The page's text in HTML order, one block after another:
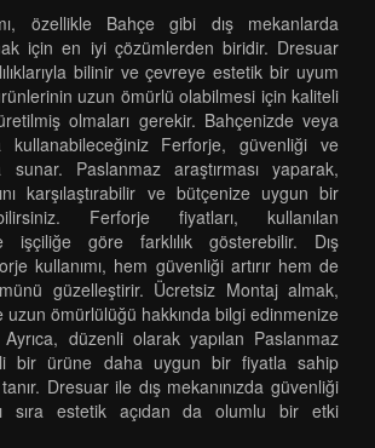
özellikle Bahçe gibi dış mekanlarda
için en iyi çözümlerden biridir. Dresuar
bilinir ve çevreye estetik bir uyum
uzun ömürlü olabilmesi için kaliteli
olmaları gerekir. Bahçenizde veya
kullanabileceğiniz Ferforje, güvenliği ve
sunar. Paslanmaz araştırması yaparak,
karşılaştırabilir ve bütçenize uygun bir
Ferforje fiyatları, kullanılan
işçiliğe göre farklılık gösterebilir. Dış
kullanımı, hem güvenliği artırır hem de
güzelleştirir. Ücretsiz Montaj almak,
uzun ömürlülüğü hakkında bilgi edinmenize
Ayrıca, düzenli olarak yapılan Paslanmaz
bir ürüne daha uygun bir fiyatla sahip
Dresuar ile dış mekanınızda güvenliği
sıra estetik açıdan da olumlu bir etki